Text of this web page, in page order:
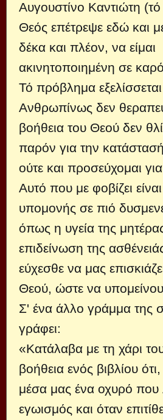
Αυγουστίνο Καντιώτη
Θεός επέτρεψε εδώ και
δέκα και πλέον, να είμαι
ακινητοποιημένη σε
Τό πρόβλημα
Ανθρωπίνως δεν
βοήθεια του Θεού δεν
παρόν για την
ούτε και προσεύχομαι
Αυτό που με φοβίζει
υπομονής σε πιό
όπως η υγεία της
επιδείνωση της
εύχεσθε να μας
Θεού, ώστε να
Σ' ένα άλλο γράμμα της
γράφει:
«Κατάλαβα με τη χάρι
βοήθεια ενός βιβλίου
μέσα μας ένα οχυρό που
εγωισμός και όταν